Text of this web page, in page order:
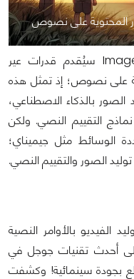
كشفت جوجل أيضًا أن نموذج Imagen 3 سيُقدم قدرات عير
على نصوص؛ إذ تمثل هذه
الصور بالذكاء الاصطناعي،
التقييم النصي. ولكن
الوسائط مثل جيميناي؛
الصور والتقييم النصي.
الفيديو بالأوامر النصية
أحدث تقنيات جوجل في
بجودة سينمائية! وكشفت